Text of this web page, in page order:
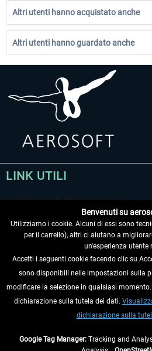
Altri utenti hanno acquistato anche
Altri utenti hanno guardato anche
LINK UTILI
RECEDERE DAL CONTRATTO
INFORMAZIONI
Benvenuti su
Utilizziamo i cookie. Alcuni di essi sono
per il carrello), altri ci aiutano a
un'esperienza utente
Accetti i seguenti cookie facendo clic su
sono disponibili nelle impostazioni sulla
modificare la selezione in qualsiasi
dichiarazione sulla tutela dei dati.
dichiarazione sulla
Google Tag Manager: Tracking and